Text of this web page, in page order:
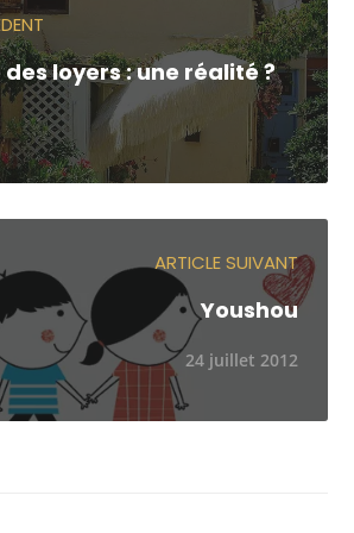
loyers : une réalité ?
ARTICLE SUIVANT
Youshou
24 juillet 2012